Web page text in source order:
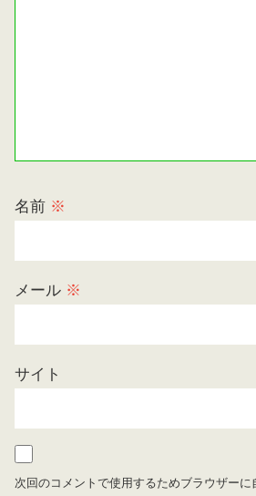
名前 ※
メール ※
サイト
次回のコメントで使用するためブラウザー